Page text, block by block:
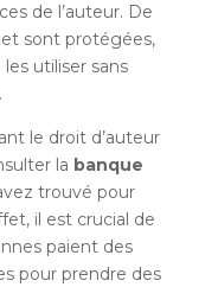
de l’auteur. De
sont protégées,
utiliser sans
le droit d’auteur
la banque
trouvé pour
il est crucial de
paient des
pour prendre des